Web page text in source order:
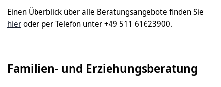
Einen Überblick über alle Beratungsangebote finden Sie
hieroder per Telefon unter +49 511 61623900.
Familien- und Erziehungsberatung